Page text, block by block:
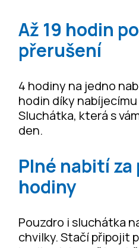
Až 19 hodin
přerušení
4 hodiny na jedno
hodin díky
Sluchátka, která s
den.
Plné nabití za
hodiny
Pouzdro i sluchátka
chvilky. Stačí připojit